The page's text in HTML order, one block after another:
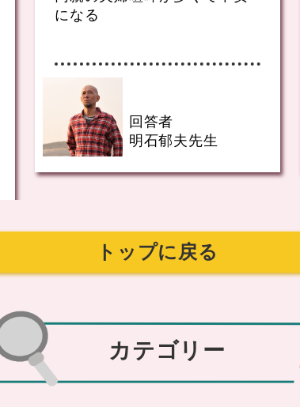
になる
回答者
明石郁夫先生
トップに戻る
カテゴリー